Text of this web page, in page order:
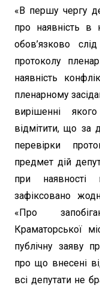
«В першу чергу
про наявність в
обов’язково
протоколу
наявність
пленарному
вирішенні
відмітити, що за
перевірки
предмет дій
при наявності
зафіксовано
«Про
Краматорської
публічну заяву
про що внесені
всі депутати не